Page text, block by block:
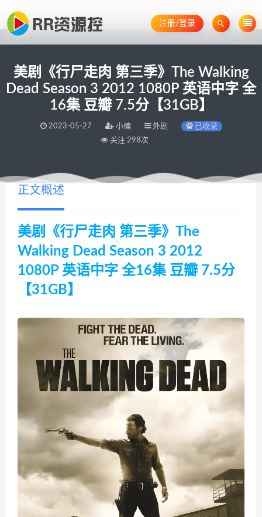
注册/登录
美剧《行尸走肉 第三季》The Walking
Dead Season 3 2012 1080P 英语中字 全
16集 豆瓣 7.5分【31GB】
2023-05-27 小编 外剧
已收录
关注 298次
正文概述
美剧《行尸走肉 第三季》The
Walking Dead Season 3 2012
1080P 英语中字 全16集 豆瓣 7.5分
【31GB】